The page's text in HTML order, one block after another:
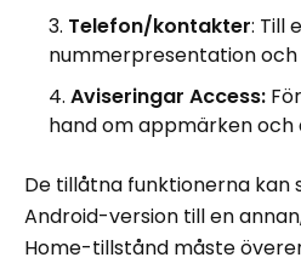
Telefon/kontakter: Till
nummerpresentation
Aviseringar Access:
hand om appmärken och
De tillåtna funktionerna kan
Android-version till en
Home-tillstånd måste